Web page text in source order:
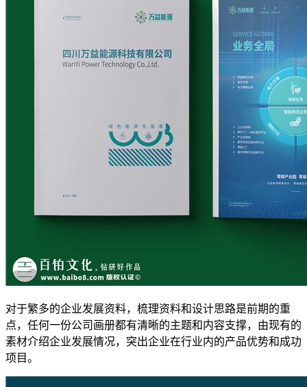
对于繁多的企业发展资料，梳理资料和设计思路是前期的重
点，任何一份公司画册都有清晰的主题和内容支撑，由现有的
素材介绍企业发展情况，突出企业在行业内的产品优势和成功
项目。